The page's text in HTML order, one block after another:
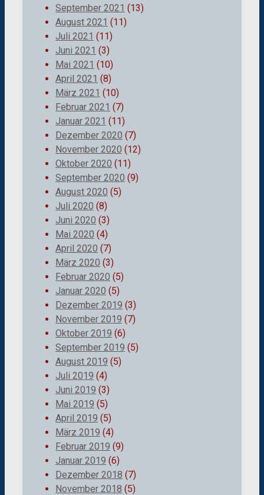
September 2021 (13)
August 2021 (11)
Juli 2021 (11)
Juni 2021 (3)
Mai 2021 (10)
April 2021 (8)
März 2021 (10)
Februar 2021 (7)
Januar 2021 (11)
Dezember 2020 (7)
November 2020 (12)
Oktober 2020 (11)
September 2020 (9)
August 2020 (5)
Juli 2020 (8)
Juni 2020 (3)
Mai 2020 (4)
April 2020 (7)
März 2020 (3)
Februar 2020 (5)
Januar 2020 (5)
Dezember 2019 (3)
November 2019 (7)
Oktober 2019 (6)
September 2019 (5)
August 2019 (5)
Juli 2019 (4)
Juni 2019 (3)
Mai 2019 (5)
April 2019 (5)
März 2019 (4)
Februar 2019 (9)
Januar 2019 (6)
Dezember 2018 (7)
November 2018 (5)